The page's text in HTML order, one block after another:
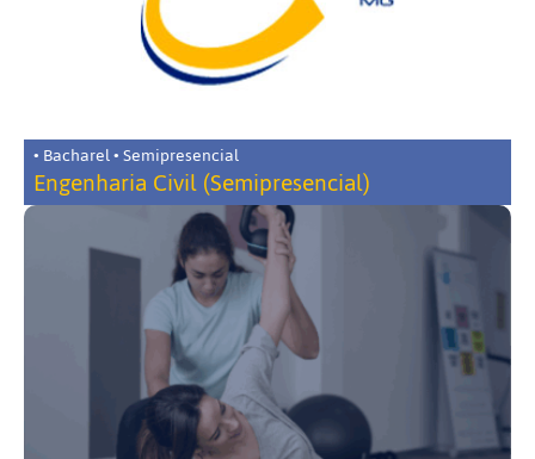
• Bacharel • Semipresencial
Engenharia Civil (Semipresencial)